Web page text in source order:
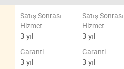
Satış Sonrası
Hizmet
3 yıl
Garanti
3 yıl
Satış Sonrası
Hizmet
3 yıl
Garanti
3 yıl